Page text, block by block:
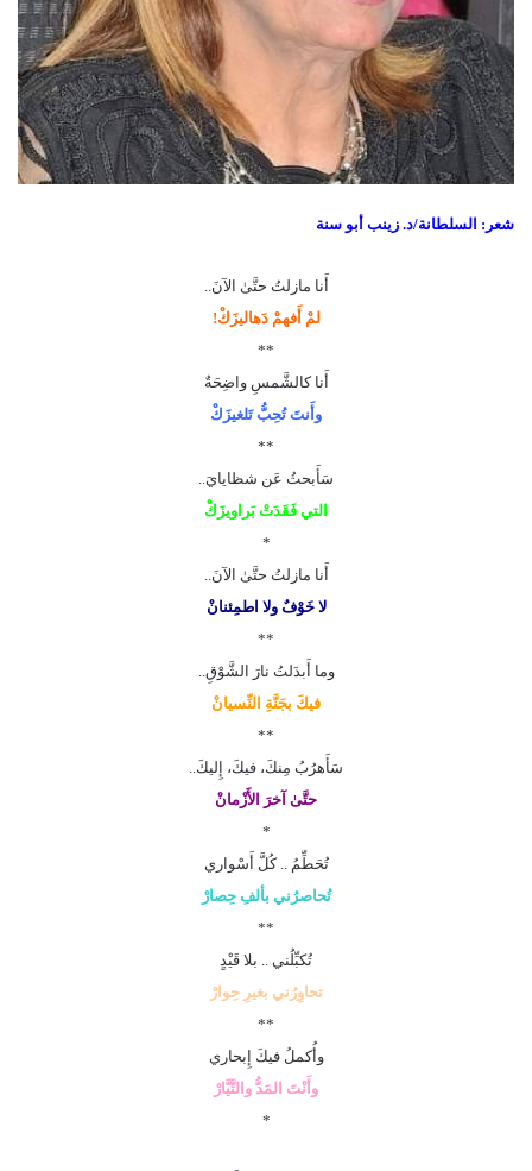
شعر: السلطانة/د. زينب أبو سنة
أَنا مازلتُ حتَّىٰ الآنَ..
لمْ أَفهمْ دَهاليزَكْ!
**
أَنا كالشَّمسِ واضِحَةٌ
وأَنتَ تُحِبُّ تَلغيزَكْ
**
سَأَبحثُ عَن شظايايَ..
التي فَقَدَتْ بَراويزَكْ
*
أَنا مازلتُ حتَّىٰ الآنَ..
لا خَوْفٌ ولا اطمِئنانْ
**
وما أَبدَلتُ نارَ الشَّوْقِ..
فيكَ بجَنَّةِ النِّسيانْ
**
سَأَهرُبُ مِنكَ، فيكَ، إِليكَ..
حتَّىٰ آخرَ الأَزْمانْ
*
تُحَطِّمُ .. كُلَّ أَسْواري
تُحاصرُني بألفِ حِصارْ
**
تُكبِّلُني .. بلا قَيْدٍ
تحاوِرُني بغيرِ حِوارْ
**
وأُكملُ فيكَ إِبحاري
وأَنْتَ المَدُّ والتَّيَّارْ
*